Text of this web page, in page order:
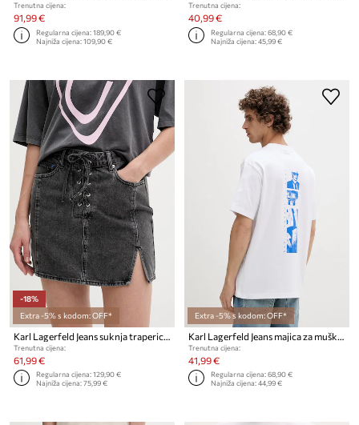
Trenutna cijena:
91,99 €
Regularna cijena:189,90 €
Najniža cijena:109,90 €
Trenutna cijena:
40,99 €
Regularna cijena:68,90 €
Najniža cijena:45,99 €
-18%
Extra -5% s kodom: OFF*
Trenutna cijena:
61,99 €
Regularna cijena:129,90 €
Najniža cijena:75,99 €
Extra -5% s kodom: OFF*
Trenutna cijena:
41,99 €
Regularna cijena:68,90 €
Najniža cijena:44,99 €